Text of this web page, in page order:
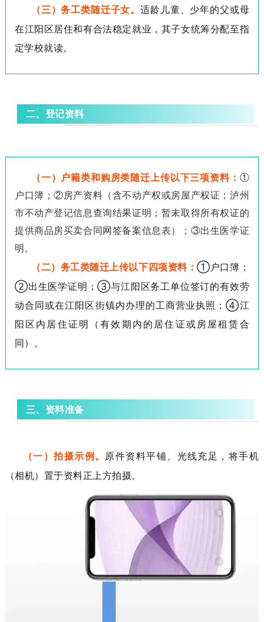
（三）务工类随迁子女。适龄儿童、少年的父或母
在江阳区居住和有合法稳定就业，其子女统筹分配至指
定学校就读。
二、登记资料
（一）户籍类和购房类随迁上传以下三项资料： ①
户口簿；②房产资料（含不动产权或房屋产权证；泸州
市不动产登记信息查询结果证明；暂未取得所有权证的
提供商品房买卖合同网签备案信息表）；③出生医学证
明。
（二）务工类随迁上传以下四项资料：①户口簿；
②出生医学证明；③与江阳区务工单位签订的有效劳
动合同或在江阳区街镇内办理的工商营业执照； ④江
阳区内居住证明（有效期内的居住证或房屋租赁合
同） 。
三、资料准备
（一）拍摄示例。 原件资料平铺、 光线充足 ， 将手机
（相机）置于资料正上方拍摄。